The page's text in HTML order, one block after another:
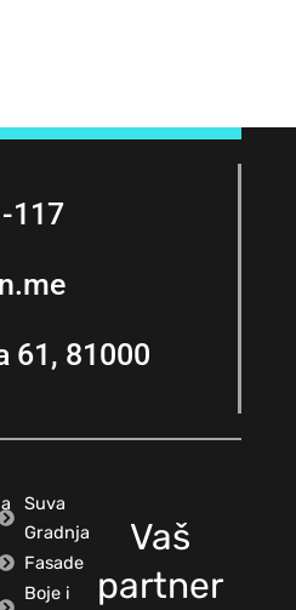
117
61, 81000
Suva
Gradnja
Fasade
Boje i
Vaš
partner